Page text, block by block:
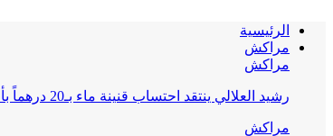
الرئيسية
مراكش
مراكش
رشيد العلالي ينتقد احتساب قنينة ماء بـ20 درهماً بأحد مقاهي مراكش ويطالب بمراقبة…
مراكش